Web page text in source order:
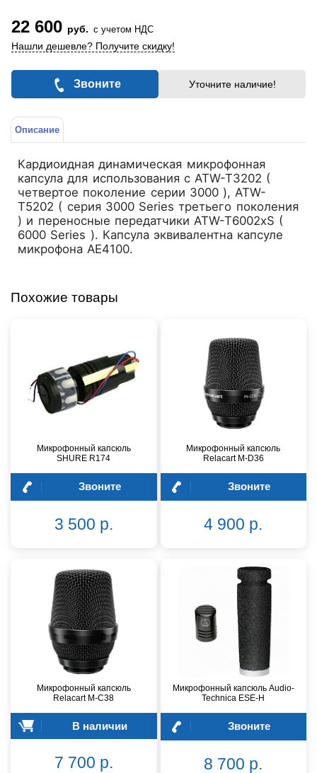
22 600 руб. с учетом НДС
Нашли дешевле? Получите скидку!
Звоните Уточните наличие!
Описание
Кардиоидная динамическая микрофонная
капсула для использования с ATW-T3202 (
четвертое поколение серии 3000 ), ATW-
T5202 ( серия 3000 Series третьего поколения
) и переносные передатчики ATW-T6002xS (
6000 Series ). Капсула эквивалентна капсуле
микрофона AE4100.
Похожие товары
Микрофонный капсюль
SHURE R174
Звоните
3 500 р.
Микрофонный капсюль
Relacart M-D36
Звоните
4 900 р.
Микрофонный капсюль
Relacart M-C38
В наличии
7 700 р.
Микрофонный капсюль Audio-
Technica ESE-H
Звоните
8 700 р.